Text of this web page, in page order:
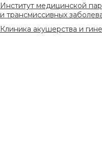
Институт медицинской
и трансмиссивных
Клиника акушерства и